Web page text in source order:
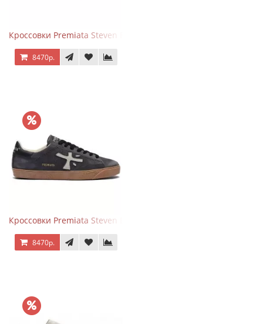
Кроссовки Premiata Steven Black White
8470р.
Кроссовки Premiata Steven Black Graphite
8470р.